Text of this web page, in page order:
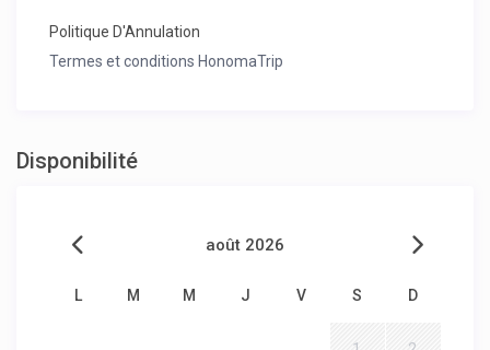
Politique D'Annulation
Termes et conditions HonomaTrip
Disponibilité
août 2026
L M M J V S D